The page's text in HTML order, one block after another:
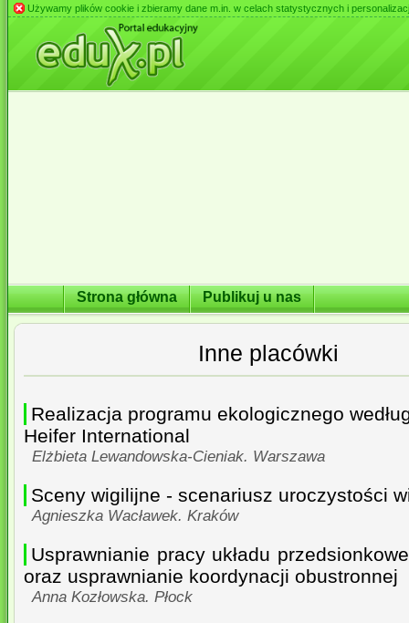
Używamy plików cookie i zbieramy dane m.in. w celach statystycznych i
Strona główna Publikuj u nas
Inne placówki
Realizacja programu ekologicznego
Heifer International
Elżbieta Lewandowska-Cieniak. Warszawa
Sceny wigilijne - scenariusz uroczystości
Agnieszka Wacławek. Kraków
Usprawnianie pracy układu
oraz usprawnianie koordynacji obustronnej
Anna Kozłowska. Płock